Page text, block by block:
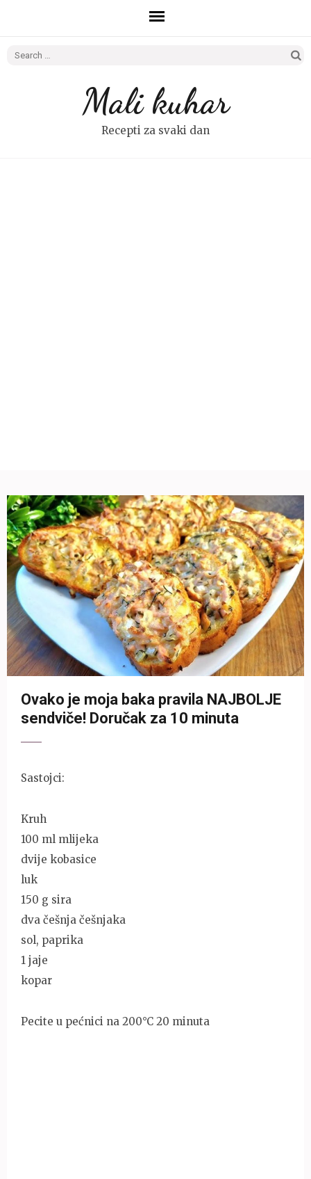
Search
Mali kuhar
Recepti za svaki dan
Ovako je moja baka pravila NAJBOLJE
sendviče! Doručak za 10 minuta
Sastojci:
Kruh
100 ml mlijeka
dvije kobasice
luk
150 g sira
dva češnja češnjaka
sol, paprika
1 jaje
kopar
Pecite u pećnici na 200°C 20 minuta